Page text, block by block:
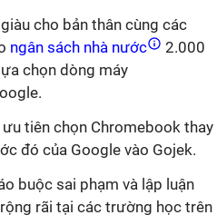
cho bản thân cùng các
ngân sách nhà nước
2.000
chọn dòng máy
tiên chọn Chromebook thay
đó của Google vào Gojek.
buộc sai phạm và lập luận
rãi tại các trường học trên